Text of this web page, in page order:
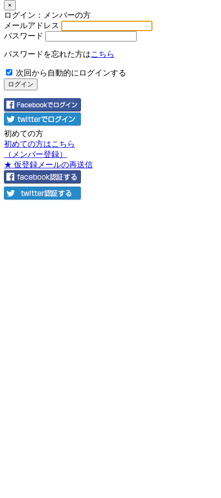
×
ログイン：メンバーの方
メールアドレス
パスワード
パスワードを忘れた方はこちら
次回から自動的にログインする
初めての方
初めての方はこちら
（メンバー登録）
★ 仮登録メールの再送信